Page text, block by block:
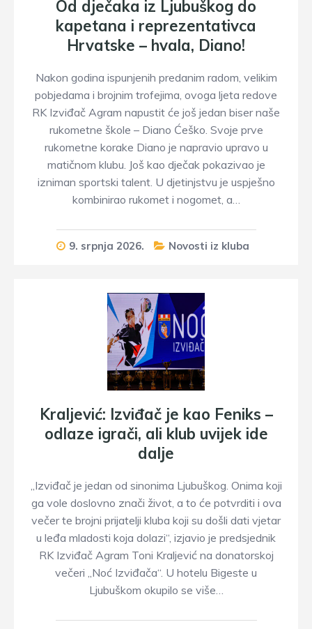
Od dječaka iz Ljubuškog do
kapetana i reprezentativca
Hrvatske – hvala, Diano!
Nakon godina ispunjenih predanim radom, velikim
pobjedama i brojnim trofejima, ovoga ljeta redove
RK Izviđač Agram napustit će još jedan biser naše
rukometne škole – Diano Ćeško. Svoje prve
rukometne korake Diano je napravio upravo u
matičnom klubu. Još kao dječak pokazivao je
izniman sportski talent. U djetinjstvu je uspješno
kombinirao rukomet i nogomet, a…
9. srpnja 2026. Novosti iz kluba
Kraljević: Izviđač je kao Feniks –
odlaze igrači, ali klub uvijek ide
dalje
„Izviđač je jedan od sinonima Ljubuškog. Onima koji
ga vole doslovno znači život, a to će potvrditi i ova
večer te brojni prijatelji kluba koji su došli dati vjetar
u leđa mladosti koja dolazi“, izjavio je predsjednik
RK Izviđač Agram Toni Kraljević na donatorskoj
večeri „Noć Izviđača“. U hotelu Bigeste u
Ljubuškom okupilo se više…